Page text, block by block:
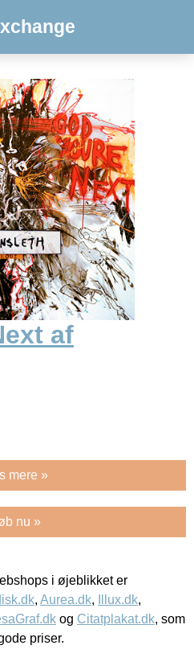
af
mere »
nu »
i øjeblikket er
, Aurea.dk, Illux.dk,
og Citatplakat.dk, som
priser.